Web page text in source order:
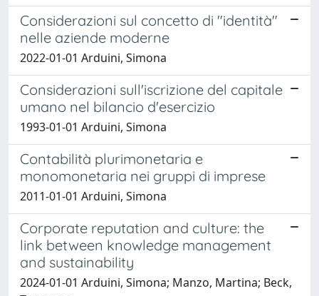
Considerazioni sul concetto di "identità"
nelle aziende moderne
2022-01-01 Arduini, Simona
Considerazioni sull'iscrizione del capitale
umano nel bilancio d'esercizio
1993-01-01 Arduini, Simona
Contabilità plurimonetaria e
monomonetaria nei gruppi di imprese
2011-01-01 Arduini, Simona
Corporate reputation and culture: the
link between knowledge management
and sustainability
2024-01-01 Arduini, Simona; Manzo, Martina; Beck,